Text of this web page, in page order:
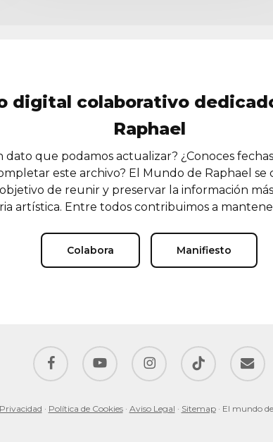
digital colaborativo
Raphael
dato que podamos actualizar? ¿Conoces
este archivo? El Mundo de Raphael
de reunir y preservar la información
artística. Entre todos contribuimos a
Colabora Manifiesto
facebook youtube instagram tiktok email
· Política de Cookies· Aviso Legal · Sitemap· El mundo